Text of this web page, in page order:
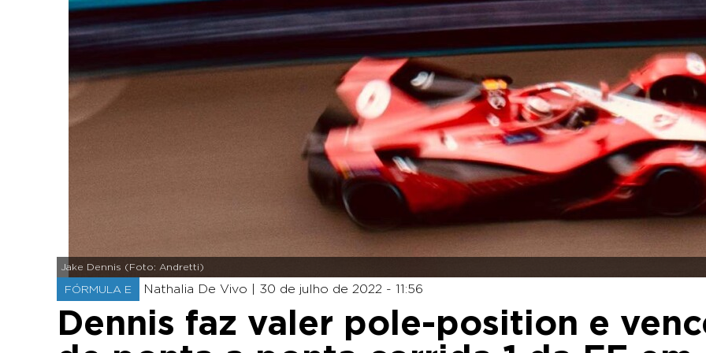
Jake Dennis (Foto: Andretti)
FÓRMULA E Nathalia De Vivo | 30 de julho de 2022 - 11:56
Dennis faz valer pole-position e